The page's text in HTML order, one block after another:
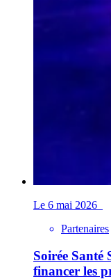
Le 6 mai 2026
Partenaires
Soirée
financer les